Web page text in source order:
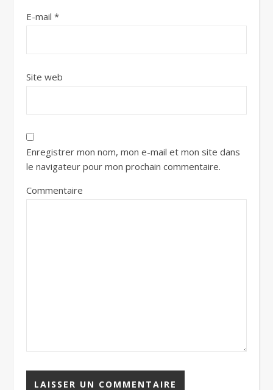
E-mail *
Site web
Enregistrer mon nom, mon e-mail et mon site dans
le navigateur pour mon prochain commentaire.
Commentaire